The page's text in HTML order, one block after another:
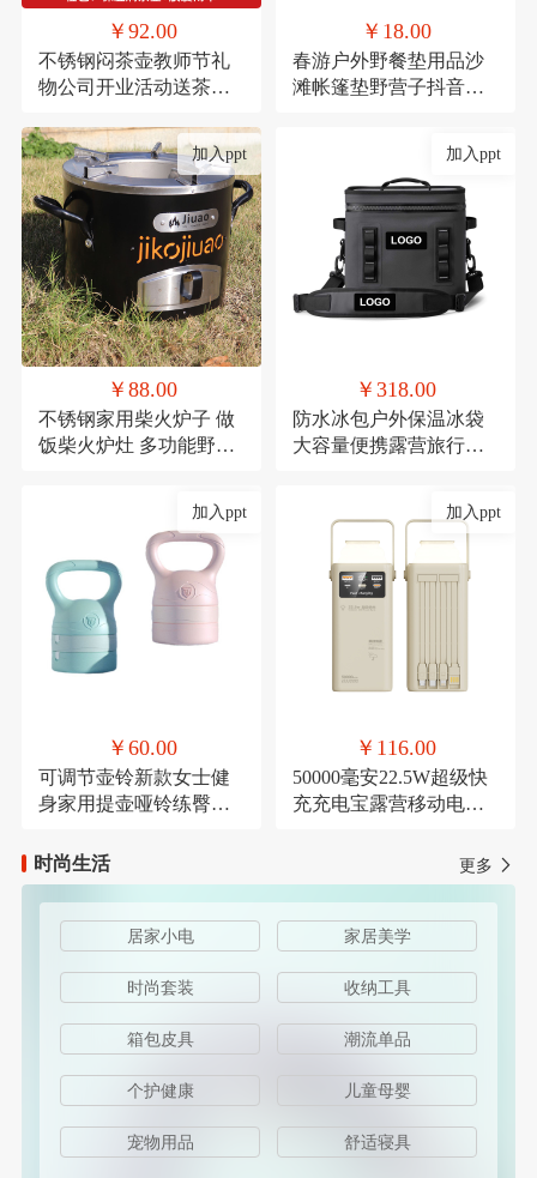
￥92.00
不锈钢闷茶壶教师节礼
物公司开业活动送茶具
￥18.00
春游户外野餐垫用品沙
滩帐篷垫野营子抖音网
加入ppt
￥88.00
不锈钢家用柴火炉子 做
饭柴火炉灶 多功能野餐
加入ppt
￥318.00
防水冰包户外保温冰袋
大容量便携露营旅行保
加入ppt
￥60.00
可调节壶铃新款女士健
身家用提壶哑铃练臀翘
加入ppt
￥116.00
50000毫安22.5W超级快
充充电宝露营移动电源
时尚生活
更多
居家小电 家居美学
时尚套装 收纳工具
箱包皮具 潮流单品
个护健康 儿童母婴
宠物用品 舒适寝具